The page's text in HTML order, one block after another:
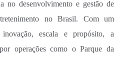
no desenvolvimento e gestão de
no Brasil. Com um
escala e propósito, a
operações como o Parque da